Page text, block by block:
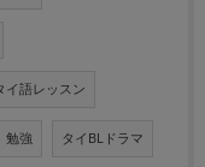
イ語レッスン
勉強 タイBLドラマ